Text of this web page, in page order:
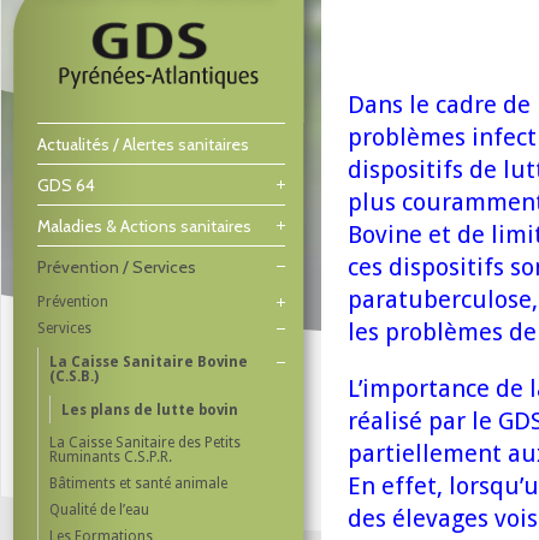
Actualités / Alertes sanitaires
GDS 64
Maladies & Actions sanitaires
Prévention / Services
Prévention
Services
La Caisse Sanitaire Bovine
(C.S.B.)
Les plans de lutte bovin
La Caisse Sanitaire des Petits
Ruminants C.S.P.R.
Bâtiments et santé animale
Qualité de l’eau
Les Formations
Dans le cadre
problèmes
dispositifs de
plus
Bovine et de
ces dispositifs
les problèmes
L’importance
réalisé par le
partiellement
En effet,
des élevages